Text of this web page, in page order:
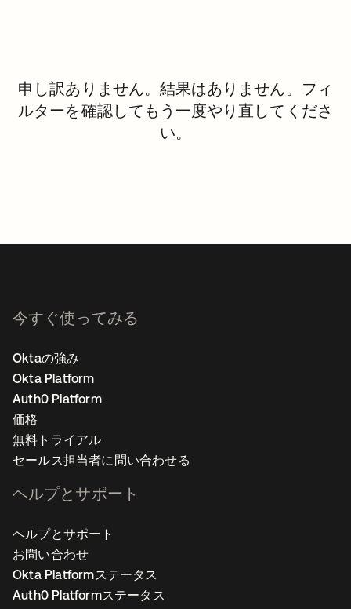
申し訳ありません。結果はありません。フィ
ルターを確認してもう一度やり直してくださ
い。
今すぐ使ってみる
Oktaの強み
Okta Platform
Auth0 Platform
価格
無料トライアル
セールス担当者に問い合わせる
ヘルプとサポート
ヘルプとサポート
お問い合わせ
Okta Platformステータス
Auth0 Platformステータス